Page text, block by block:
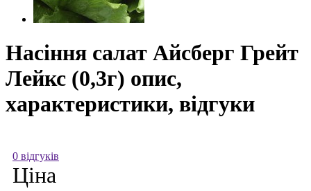
Насіння салат Айсберг Грейт
Лейкс (0,3г) опис,
характеристики, відгуки
0 відгуків
Ціна